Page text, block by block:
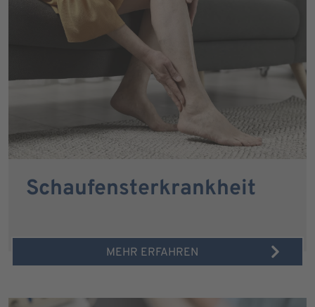
Schaufensterkrankheit
MEHR ERFAHREN